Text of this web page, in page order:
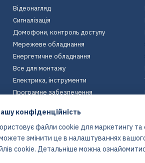
Відеонагляд
Сигналізація
Домофони, контроль доступу
Мережеве обладнання
Енергетичне обладнання
Все для монтажу
Електрика, інструменти
Програмне забезпечення
Екіпірування
Енергетичне обладнання
конфіденційність
файли cookie для маркетингу та
змінити це в налаштуваннях
cookie. Детальніше можна